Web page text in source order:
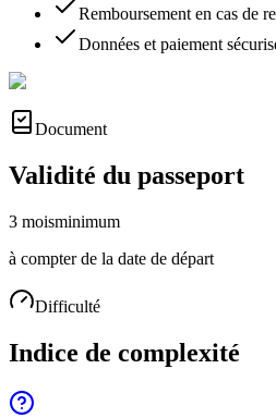
Remboursement en cas de
Données et paiement
Document
Validité du passeport
3 moisminimum
à compter de la date de départ
Difficulté
Indice de complexité